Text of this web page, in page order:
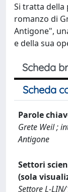
Si tratta della
romanzo di
Antigone",
e della sua
Scheda
Scheda
Parole
Grete Weil ;
Antigone
Settori
(sola
Settore L-